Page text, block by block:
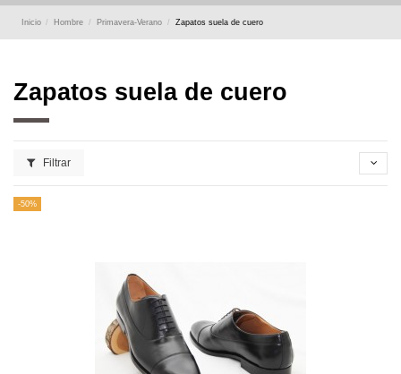
Inicio Hombre Primavera-Verano Zapatos suela de cuero
Zapatos suela de cuero
Filtrar
-50%